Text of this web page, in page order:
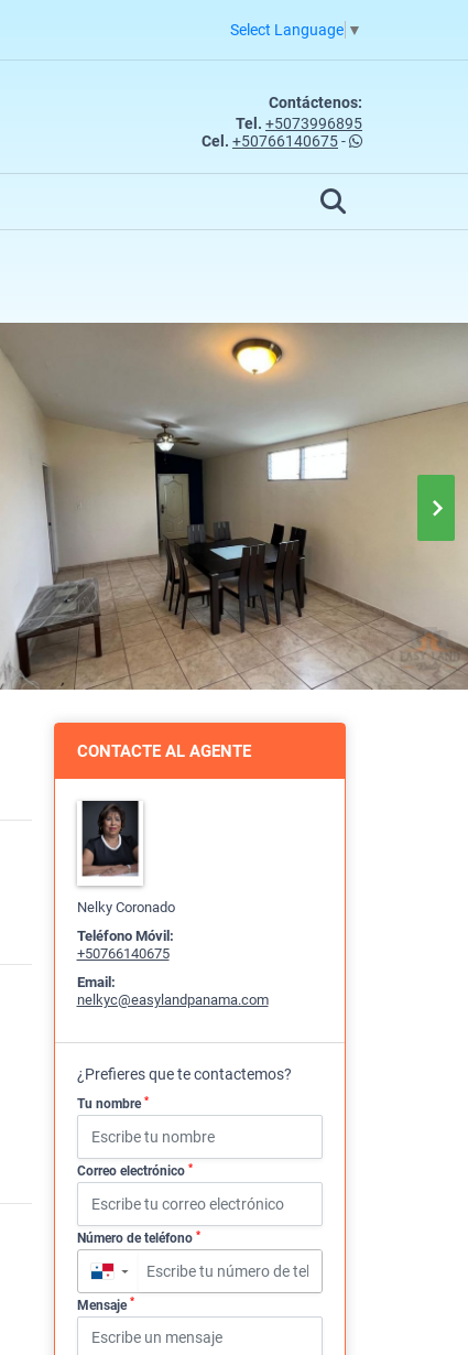
Select Language ▼
Contáctenos:
Tel. +5073996895
Cel. +50766140675-
CONTACTE AL AGENTE
Nelky Coronado
Teléfono Móvil:
+50766140675
Email:
nelkyc@easylandpanama.com
¿Prefieres que te contactemos?
Tu nombre *
Correo electrónico *
Número de teléfono *
▼
Mensaje *